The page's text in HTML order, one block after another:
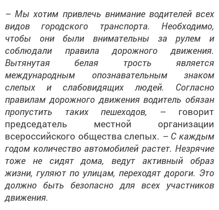
– Мы хотим привлечь внимание водителей всех
видов городского транспорта. Необходимо,
чтобы они были внимательны за рулем и
соблюдали правила дорожного движения.
Вытянутая белая трость является
международным опознавательным знаком
слепых и слабовидящих людей. Согласно
правилам дорожного движения водитель обязан
пропустить таких пешеходов, – говорит
председатель местной организации
всероссийского общества слепых. – С каждым
годом количество автомобилей растет. Незрячие
тоже не сидят дома, ведут активный образ
жизни, гуляют по улицам, переходят дороги. Это
должно быть безопасно для всех участников
движения.